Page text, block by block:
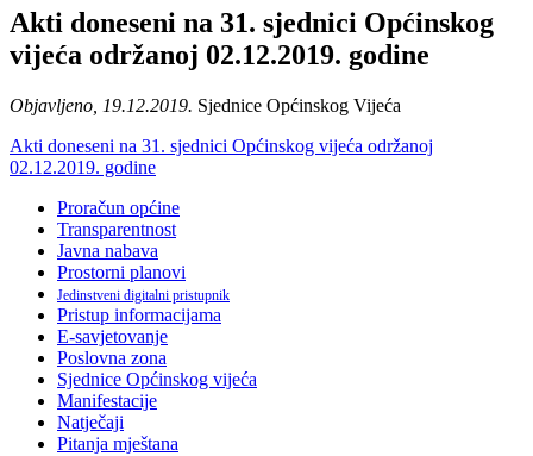
Akti doneseni na 31. sjednici Općinskog
vijeća održanoj 02.12.2019. godine
Objavljeno, 19.12.2019. Sjednice Općinskog Vijeća
Akti doneseni na 31. sjednici Općinskog vijeća održanoj
02.12.2019. godine
Proračun općine
Transparentnost
Javna nabava
Prostorni planovi
Jedinstveni digitalni pristupnik
Pristup informacijama
E-savjetovanje
Poslovna zona
Sjednice Općinskog vijeća
Manifestacije
Natječaji
Pitanja mještana